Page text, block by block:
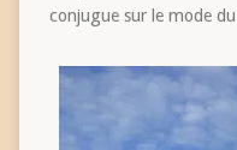
conjugue sur le mode du